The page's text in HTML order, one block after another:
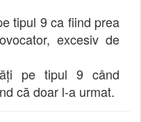
tipul 9 ca fiind prea
excesiv de
pe tipul 9 când
că doar l-a urmat.